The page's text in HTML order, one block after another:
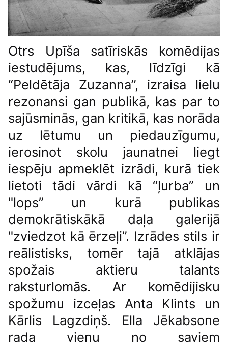
Otrs Upīša satīriskās komēdijas
iestudējums, kas, līdzīgi kā
“Peldētāja Zuzanna”, izraisa lielu
rezonansi gan publikā, kas par to
sajūsminās, gan kritikā, kas norāda
uz lētumu un piedauzīgumu,
ierosinot skolu jaunatnei liegt
iespēju apmeklēt izrādi, kurā tiek
lietoti tādi vārdi kā “ļurba” un
"lops” un kurā publikas
demokrātiskākā daļa galerijā
"zviedzot kā ērzeļi”. Izrādes stils ir
reālistisks, tomēr tajā atklājas
spožais aktieru talants
raksturlomās. Ar komēdijisku
spožumu izceļas Anta Klints un
Kārlis Lagzdiņš. Ella Jēkabsone
rada vienu no saviem